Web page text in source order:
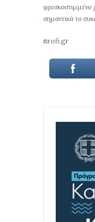
σημαντικά το
itrofi.gr